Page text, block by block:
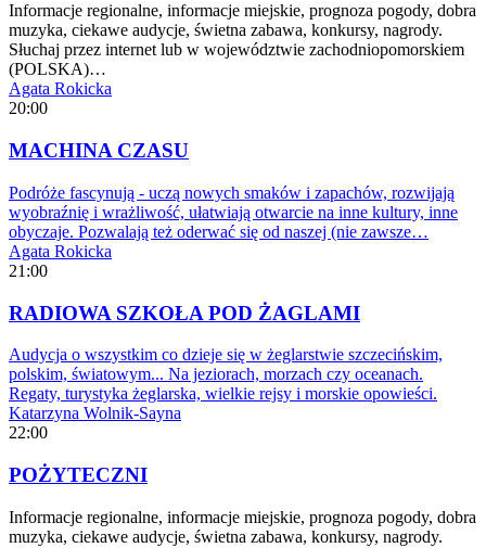
Informacje regionalne, informacje miejskie, prognoza pogody, dobra
muzyka, ciekawe audycje, świetna zabawa, konkursy, nagrody.
Słuchaj przez internet lub w województwie zachodniopomorskiem
(POLSKA)…
Agata Rokicka
20:00
MACHINA CZASU
Podróże fascynują - uczą nowych smaków i zapachów, rozwijają
wyobraźnię i wrażliwość, ułatwiają otwarcie na inne kultury, inne
obyczaje. Pozwalają też oderwać się od naszej (nie zawsze…
Agata Rokicka
21:00
RADIOWA SZKOŁA POD ŻAGLAMI
Audycja o wszystkim co dzieje się w żeglarstwie szczecińskim,
polskim, światowym... Na jeziorach, morzach czy oceanach.
Regaty, turystyka żeglarska, wielkie rejsy i morskie opowieści.
Katarzyna Wolnik-Sayna
22:00
POŻYTECZNI
Informacje regionalne, informacje miejskie, prognoza pogody, dobra
muzyka, ciekawe audycje, świetna zabawa, konkursy, nagrody.